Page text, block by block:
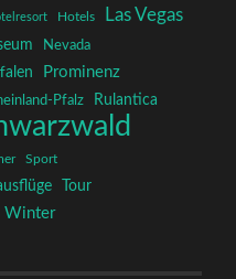
Hotels
Las Vegas
Nevada
Prominenz
Pfalz Rulantica
Sport
Tour
Winter